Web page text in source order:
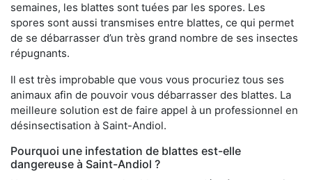
semaines, les blattes sont tuées par les spores. Les
spores sont aussi transmises entre blattes, ce qui permet
de se débarrasser d’un très grand nombre de ses insectes
répugnants.
Il est très improbable que vous vous procuriez tous ses
animaux afin de pouvoir vous débarrasser des blattes. La
meilleure solution est de faire appel à un professionnel en
désinsectisation à Saint-Andiol.
Pourquoi une infestation de blattes est-elle
dangereuse à Saint-Andiol ?